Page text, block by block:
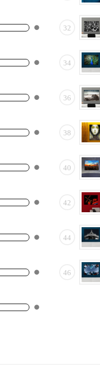
32
34
36
38
40
42
44
46